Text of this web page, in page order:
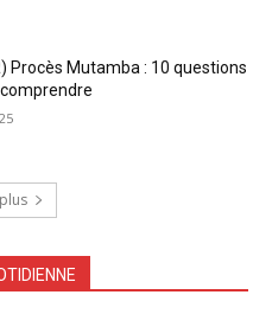
Procès Mutamba : 10 questions